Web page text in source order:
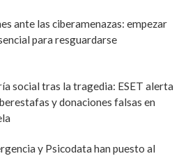
ante las ciberamenazas: empezar
para resguardarse
social tras la tragedia: ESET alerta
y donaciones falsas en
y Psicodata han puesto al